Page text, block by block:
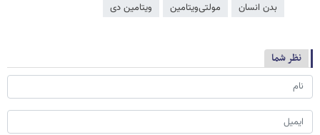
بدن انسان مولتی‌ویتامین ویتامین دی
نظر شما